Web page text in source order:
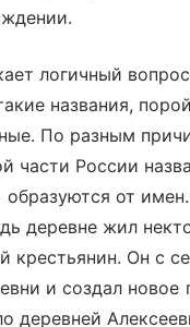
логичный
названия,
По разным
части России
образуются от
деревне жил
крестьянин. Он с
и создал новое
деревней